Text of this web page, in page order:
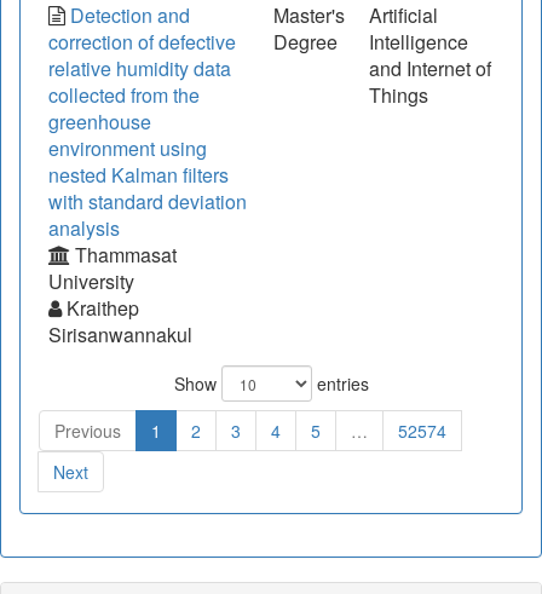
Detection and
correction of defective
relative humidity data
collected from the
greenhouse
environment using
nested Kalman filters
with standard deviation
analysis
Thammasat
University
Kraithep
Sirisanwannakul
Master's
Degree
Artificial
Intelligence
and Internet of
Things
Show
entries
Previous
1 2 3 4 5 …
52574
Next